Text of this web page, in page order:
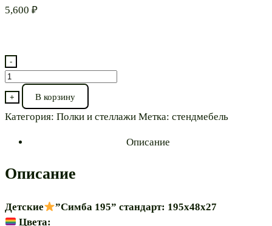
5,600 ₽
-
Количество
товара
Надстройка
для
”Симба
195”
+ В корзину
Категория: Полки и стеллажи Метка: стендмебель
Описание
Описание
Детские
”Симба 195” стандарт: 195х48х27
Цвета: